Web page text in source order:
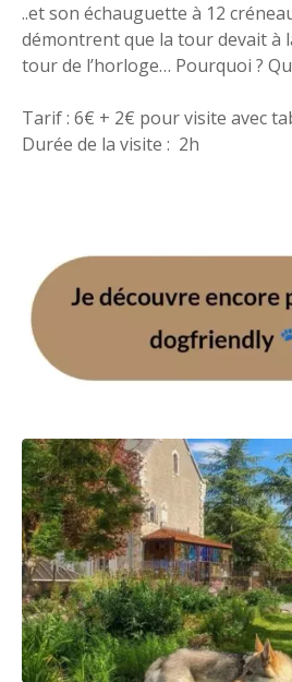
..et son échauguette à 12
démontrent que la tour devait à
tour de l’horloge… Pourquoi ?
Tarif : 6€ + 2€ pour visite avec
Durée de la visite : 2h